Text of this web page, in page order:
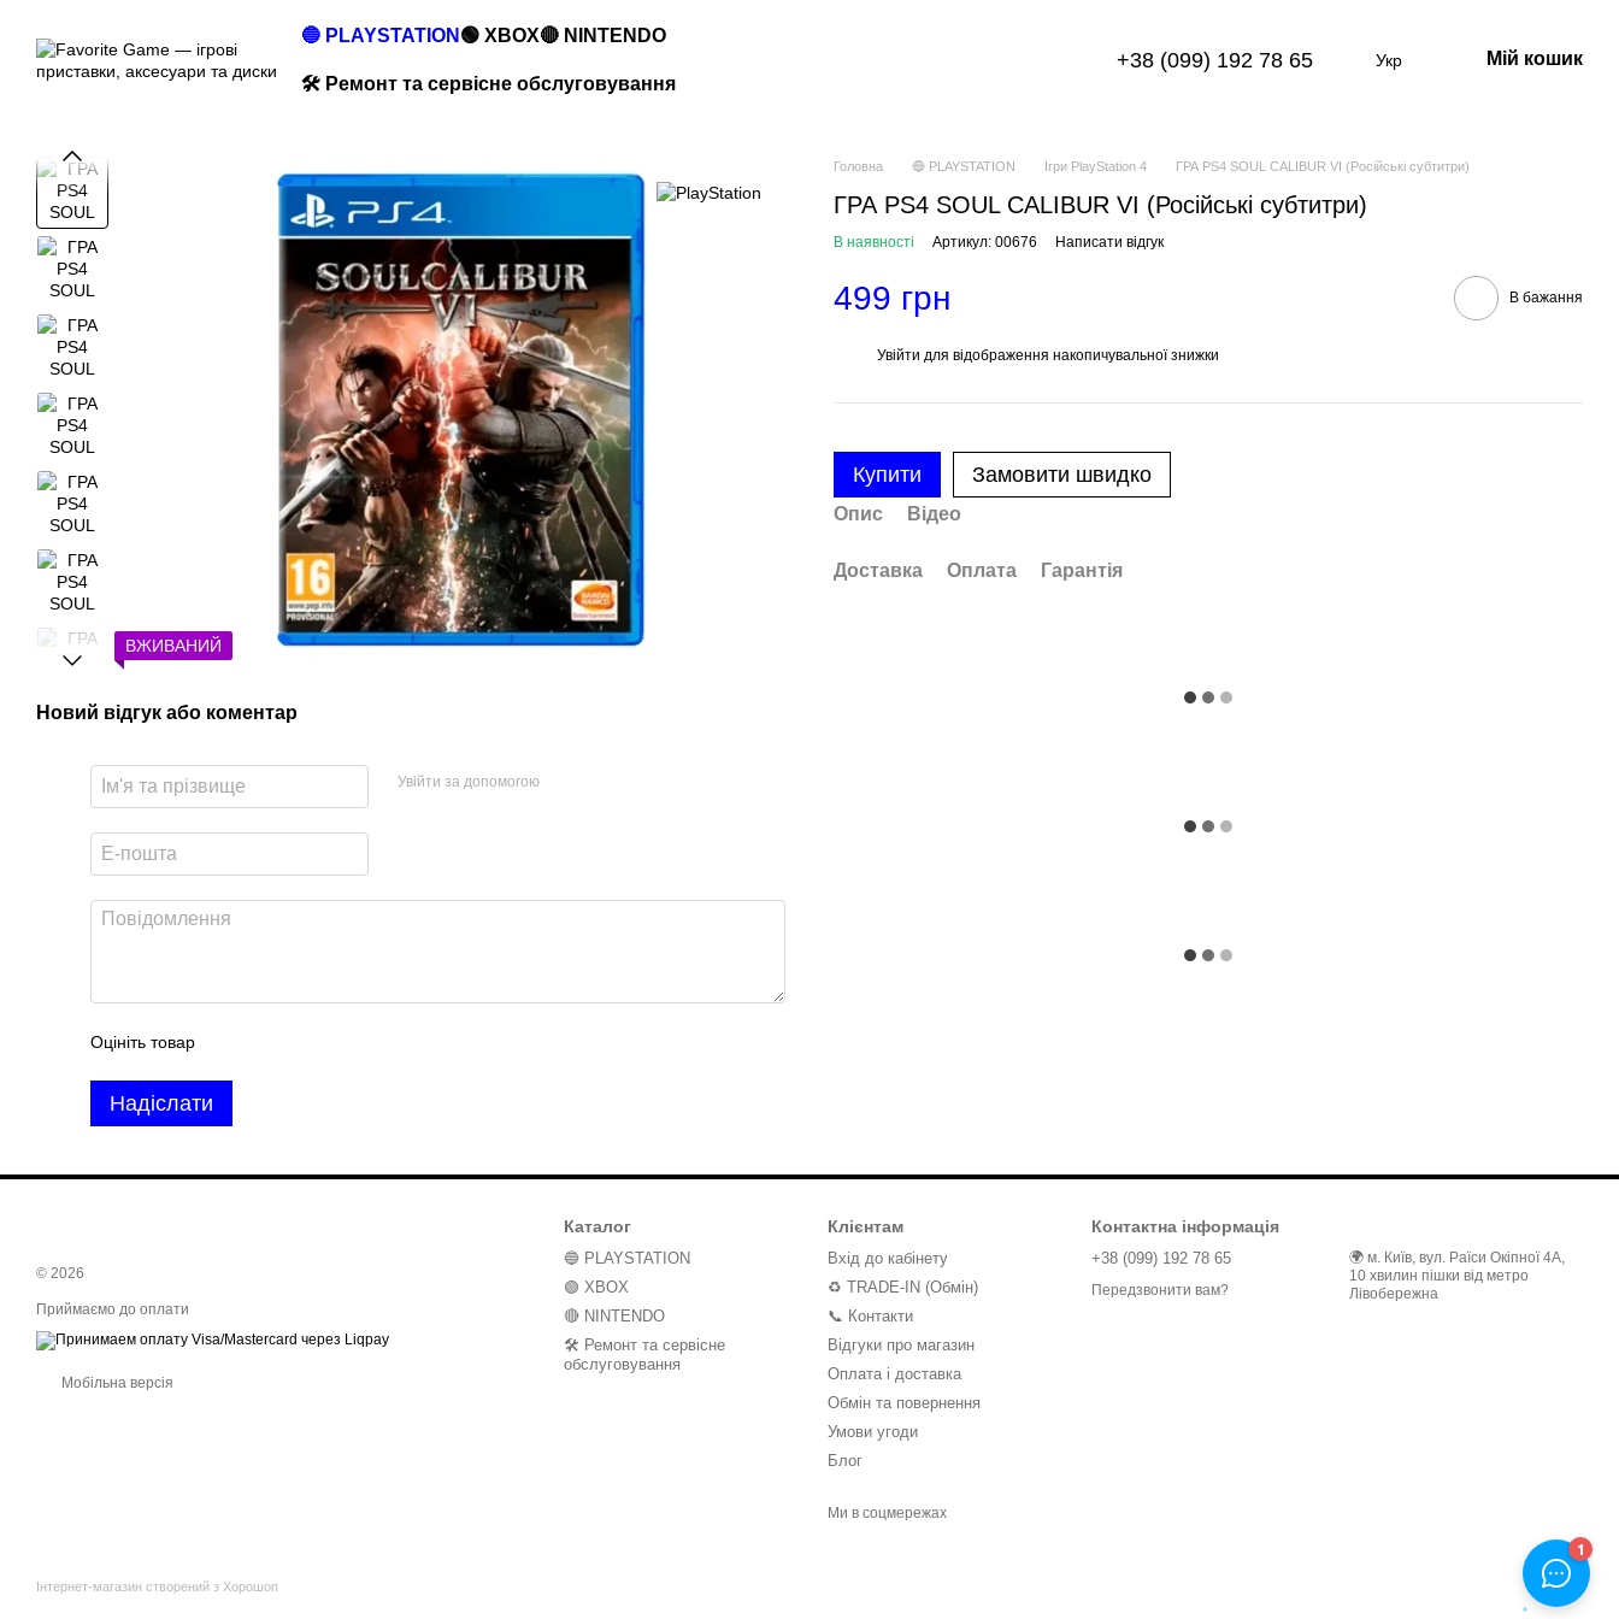
🔵 PLAYSTATION 🟢 XBOX🔴 NINTENDO
🛠️ Ремонт та сервісне обслуговування
+38 (099) 192 78 65 Укр Мій кошик
ВЖИВАНИЙ
Новий відгук або коментар
Увійти за допомогою
Оцініть товар
Надіслати
Головна 🔵 PLAYSTATION Ігри PlayStation 4 ГРА PS4 SOUL CALIBUR VI (Російські субтитри)
ГРА PS4 SOUL CALIBUR VI (Російські субтитри)
В наявності Артикул: 00676 Написати відгук
499 грн В бажання
Увійти для відображення накопичувальної знижки
Купити Замовити швидко
Опис Відео
Доставка Оплата Гарантія
© 2026
Приймаємо до оплати
Мобільна версія
Інтернет-магазин створений з Хорошоп
Каталог
🔵 PLAYSTATION
🟢 XBOX
🔴 NINTENDO
🛠️ Ремонт та сервісне
обслуговування
Клієнтам
Вхід до кабінету
♻️ TRADE-IN (Обмін)
📞 Контакти
Відгуки про магазин
Оплата і доставка
Обмін та повернення
Умови угоди
Блог
Ми в соцмережах
Контактна інформація
+38 (099) 192 78 65
Передзвонити вам?
🌍 м. Київ, вул. Раїси Окіпної 4А,
10 хвилин пішки від метро
Лівобережна